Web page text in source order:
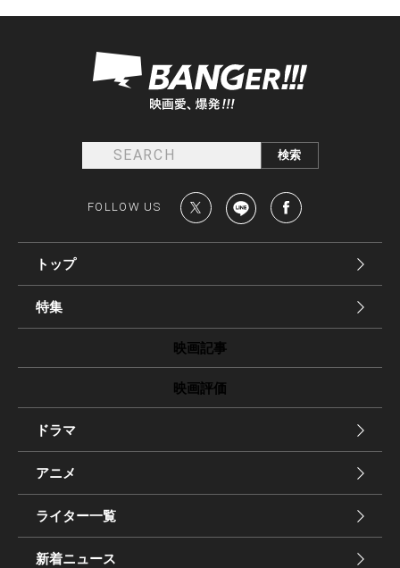
FOLLOW US
トップ
特集
映画記事
映画評価
ドラマ
アニメ
ライター一覧
新着ニュース